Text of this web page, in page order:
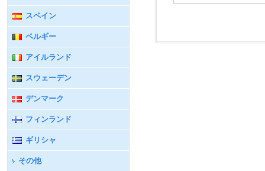
スペイン
ベルギー
アイルランド
スウェーデン
デンマーク
フィンランド
ギリシャ
その他